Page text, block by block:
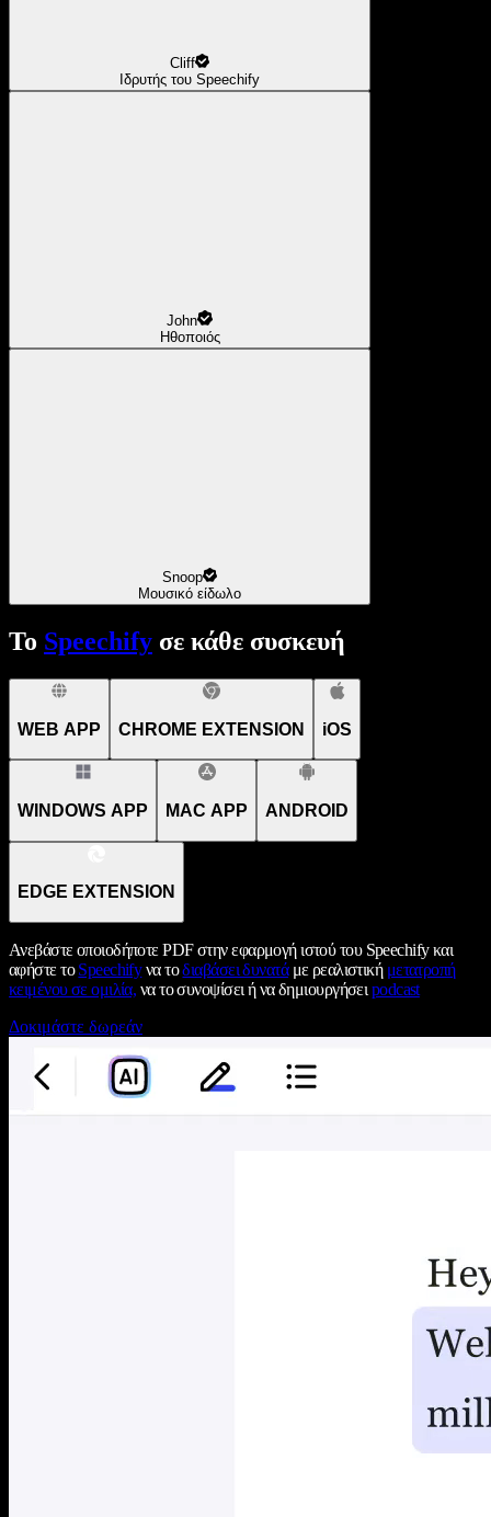
Cliff
Ιδρυτής του Speechify
John
Ηθοποιός
Snoop
Μουσικό είδωλο
Το Speechify σε κάθε συσκευή
WEB APP CHROME EXTENSION iOS
WINDOWS APP MAC APP ANDROID
EDGE EXTENSION
Ανεβάστε οποιοδήποτε PDF στην εφαρμογή ιστού του Speechify και
αφήστε τοSpeechifyνα τοδιαβάσει δυνατάμε ρεαλιστική μετατροπή
κειμένου σε ομιλία, να το συνοψίσει ή να δημιουργήσει podcast
Δοκιμάστε δωρεάν